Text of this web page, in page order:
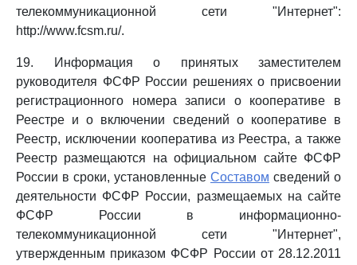
телекоммуникационной сети "Интернет":
http://www.fcsm.ru/.
19. Информация о принятых заместителем
руководителя ФСФР России решениях о присвоении
регистрационного номера записи о кооперативе в
Реестре и о включении сведений о кооперативе в
Реестр, исключении кооператива из Реестра, а также
Реестр размещаются на официальном сайте ФСФР
России в сроки, установленные Составом сведений о
деятельности ФСФР России, размещаемых на сайте
ФСФР России в информационно-
телекоммуникационной сети "Интернет",
утвержденным приказом ФСФР России от 28.12.2011